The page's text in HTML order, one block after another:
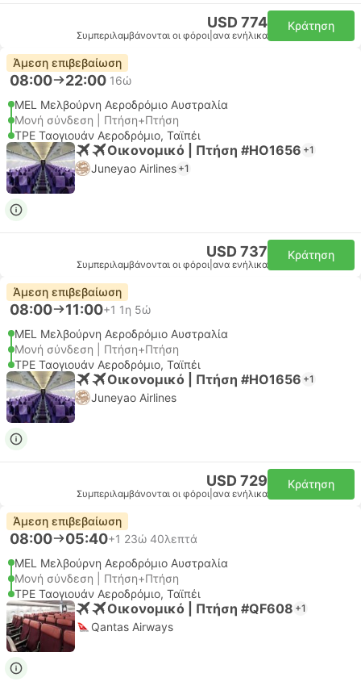
USD 774
Συμπεριλαμβάνονται οι φόροι ανα ενήλικα
Κράτηση
Άμεση επιβεβαίωση
08:00 22:00 16ώ
MEL Μελβούρνη Αεροδρόμιο Αυστραλία
Μονή σύνδεση | Πτήση+Πτήση
TPE Ταογιουάν Αεροδρόμιο, Ταϊπέι
Οικονομικό | Πτήση #HO1656 +1
Juneyao Airlines +1
USD 737
Συμπεριλαμβάνονται οι φόροι ανα ενήλικα
Κράτηση
Άμεση επιβεβαίωση
08:00 11:00+1 1η 5ώ
MEL Μελβούρνη Αεροδρόμιο Αυστραλία
Μονή σύνδεση | Πτήση+Πτήση
TPE Ταογιουάν Αεροδρόμιο, Ταϊπέι
Οικονομικό | Πτήση #HO1656 +1
Juneyao Airlines
USD 729
Συμπεριλαμβάνονται οι φόροι ανα ενήλικα
Κράτηση
Άμεση επιβεβαίωση
08:00 05:40+1 23ώ 40λεπτά
MEL Μελβούρνη Αεροδρόμιο Αυστραλία
Μονή σύνδεση | Πτήση+Πτήση
TPE Ταογιουάν Αεροδρόμιο, Ταϊπέι
Οικονομικό | Πτήση #QF608 +1
Qantas Airways